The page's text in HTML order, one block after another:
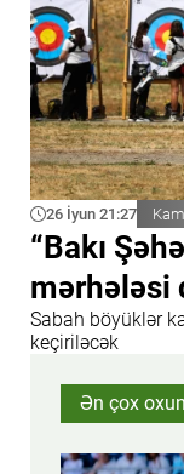
26 İyun 21:27
“Bakı
mərhələsi
Sabah böyüklər
keçiriləcək
Ən çox